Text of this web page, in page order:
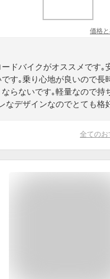
価格
ードバイクがオススメです｡
す｡乗り心地が良いので長
らないです｡軽量なので持
なデザインなのでとても格
全てのお